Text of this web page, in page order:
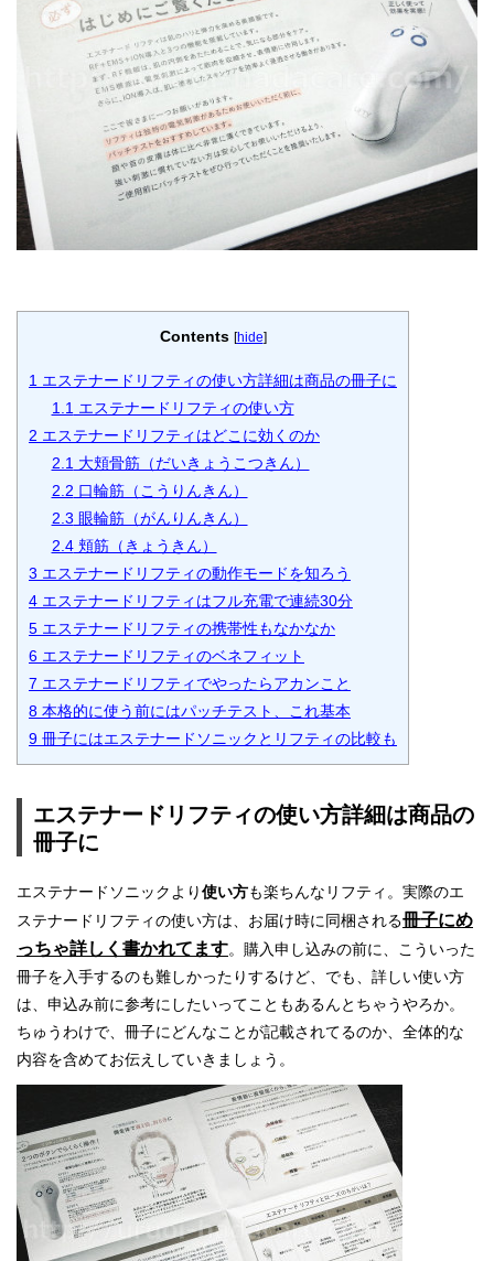
Contents [hide]
1 エステナードリフティの使い方詳細は商品の冊子に
1.1 エステナードリフティの使い方
2 エステナードリフティはどこに効くのか
2.1 大頬骨筋（だいきょうこつきん）
2.2 口輪筋（こうりんきん）
2.3 眼輪筋（がんりんきん）
2.4頬筋（きょうきん）
3 エステナードリフティの動作モードを知ろう
4 エステナードリフティはフル充電で連続30分
5 エステナードリフティの携帯性もなかなか
6 エステナードリフティのベネフィット
7 エステナードリフティでやったらアカンこと
8 本格的に使う前にはパッチテスト、これ基本
9 冊子にはエステナードソニックとリフティの比較も
エステナードリフティの使い方詳細は商品の
冊子に
エステナードソニックより使い方も楽ちんなリフティ。実際のエ
ステナードリフティの使い方は、お届け時に同梱される冊子にめ
っちゃ詳しく書かれてます。購入申し込みの前に、こういった
冊子を入手するのも難しかったりするけど、でも、詳しい使い方
は、申込み前に参考にしたいってこともあるんとちゃうやろか。
ちゅうわけで、冊子にどんなことが記載されてるのか、全体的な
内容を含めてお伝えしていきましょう。